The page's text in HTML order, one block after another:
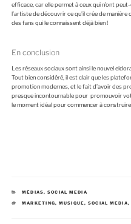
efficace, car elle permet à ceux qui n’ont
l’artiste de découvrir ce qu’il crée de
des fans qui le connaissent déjà bien !
En conclusion
Les réseaux sociaux sont ainsi le nouvel
Tout bien considéré, il est clair que les
promotion modernes, et le fait d’avoir des
presque incontournable pour promouvoir
le moment idéal pour commencer à
C
T
MÉDIAS, SOCIAL MEDIA
É
MARKETING, MUSIQUE, SOCIAL MEDIA,